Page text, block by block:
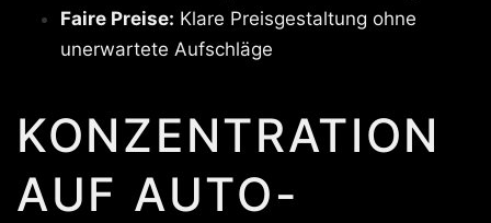
Faire Preise: Klare Preisgestaltung ohne
unerwartete Aufschläge
KONZENTRATION
AUF AUTO-